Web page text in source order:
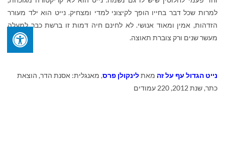
למרות שכל דבר בחייו הופך לקיצוני למדי ומצחיק. נייט הוא ילד מעורר
הזדהות, אמין ומאוד אנושי. לא לחינם חיה דמות זו ברשת כבר למעלה
מעשר שנים ורק צוברת תאוצה.
נייט הגדול עף על זה מאתלינקולן פרס, מאנגלית: אסנת הדר, הוצאת
כתר, שנת 2012, 220 עמודים